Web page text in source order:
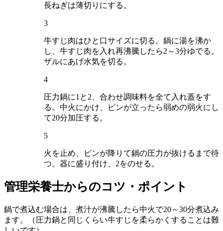
長ねぎは薄切りにする。
3
牛すじ肉はひと口サイズに切る。鍋に湯を沸か
し、牛すじ肉を入れ再沸騰したら2～3分ゆでる。
ザルにあげ水気を切る。
4
圧力鍋に1と2、合わせ調味料を全て入れ蓋をす
る。中火にかけ、ピンが立ったら弱めの弱火にし
て20分加圧する。
5
火を止め、ピンが降りて鍋の圧力が抜けるまで待
つ。器に盛り付け、2をのせる。
管理栄養士からのコツ・ポイント
鍋で煮込む場合は、煮汁が沸騰したら中火で20～30分煮込み
ます。（圧力鍋と同じくらい牛すじを柔らかくすることは難